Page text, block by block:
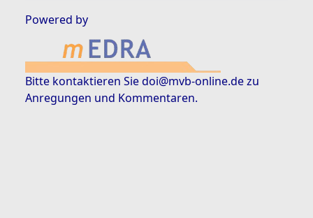
Powered by
Bitte kontaktieren Siedoi@mvb-online.dezu
Anregungen und Kommentaren.